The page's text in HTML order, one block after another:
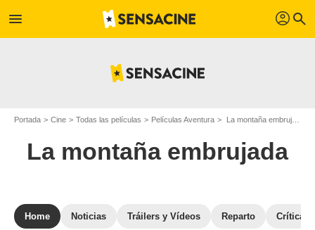
menu profil search
Portada Cine Todas las películas Películas Aventura La montaña embrujada
La montaña embrujada
Home Noticias Tráilers y Vídeos Reparto Críticas